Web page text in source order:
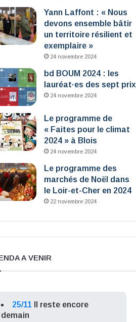
Yann Laffont : « Nous
devons ensemble bâtir
un territoire résilient et
exemplaire »
24 novembre 2024
bd BOUM 2024 : les
lauréat·es des sept prix
24 novembre 2024
Le programme de
« Faites pour le climat
2024 » à Blois
24 novembre 2024
Le programme des
marchés de Noël dans
le Loir-et-Cher en 2024
22 novembre 2024
A VENIR
25/11
Il reste encore
demain